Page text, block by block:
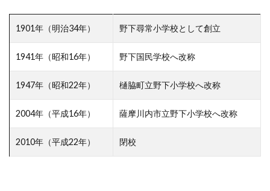
1901年（明治34年） 野下尋常小学校として創立
1941年（昭和16年） 野下国民学校へ改称
1947年（昭和22年） 樋脇町立野下小学校へ改称
2004年（平成16年） 薩摩川内市立野下小学校へ改称
2010年（平成22年） 閉校